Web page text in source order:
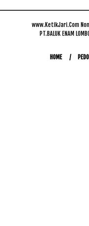
www.KetikJari.Com
PT.BALUK ENAM
HOME